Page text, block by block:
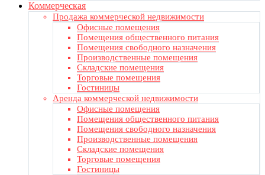
Коммерческая
Продажа коммерческой недвижимости
Офисные помещения
Помещения общественного питания
Помещения свободного назначения
Производственные помещения
Складские помещения
Торговые помещения
Гостиницы
Аренда коммерческой недвижимости
Офисные помещения
Помещения общественного питания
Помещения свободного назначения
Производственные помещения
Складские помещения
Торговые помещения
Гостиницы